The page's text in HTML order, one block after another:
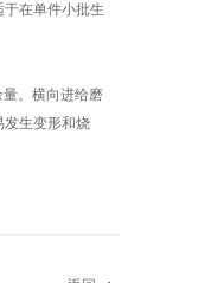
在单件小批生
。横向进给磨
发生变形和烧